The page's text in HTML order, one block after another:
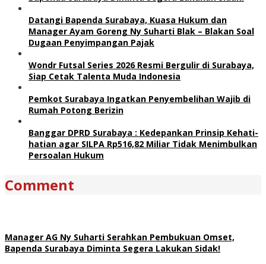
Datangi Bapenda Surabaya, Kuasa Hukum dan
Manager Ayam Goreng Ny Suharti Blak – Blakan Soal
Dugaan Penyimpangan Pajak
Wondr Futsal Series 2026 Resmi Bergulir di Surabaya,
Siap Cetak Talenta Muda Indonesia
Pemkot Surabaya Ingatkan Penyembelihan Wajib di
Rumah Potong Berizin
Banggar DPRD Surabaya : Kedepankan Prinsip Kehati-
hatian agar SILPA Rp516,82 Miliar Tidak Menimbulkan
Persoalan Hukum
Comment
Manager AG Ny Suharti Serahkan Pembukuan Omset,
Bapenda Surabaya Diminta Segera Lakukan Sidak!